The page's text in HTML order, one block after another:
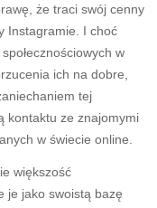
że traci swój cenny
Instagramie. I choć
w
ich na dobre,
tej
kontaktu ze znajomymi
w świecie online.
większość
je jako swoistą bazę